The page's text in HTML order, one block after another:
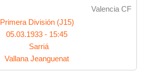
Valencia CF
Primera División (J15)
05.03.1933 - 15:45
Sarriá
Vallana Jeanguenat